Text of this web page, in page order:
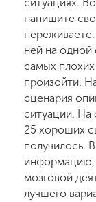
напишите
ней на
самых
произойти.
сценария
ситуации. На
25 хороших
получилось.
информацию,
мозговой
лучшего